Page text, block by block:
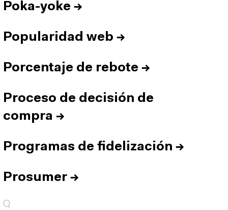
Poka-yoke →
Popularidad web →
Porcentaje de rebote →
Proceso de decisión de
compra →
Programas de fidelización →
Prosumer →
Q